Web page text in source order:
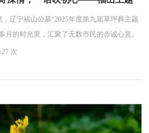
辽宁福山公墓“2025年度第九届草坪葬主题
月的时光里，汇聚了无数市民的赤诚心意。
畏，字句间藏着对逝者的温柔惦念；有人
次